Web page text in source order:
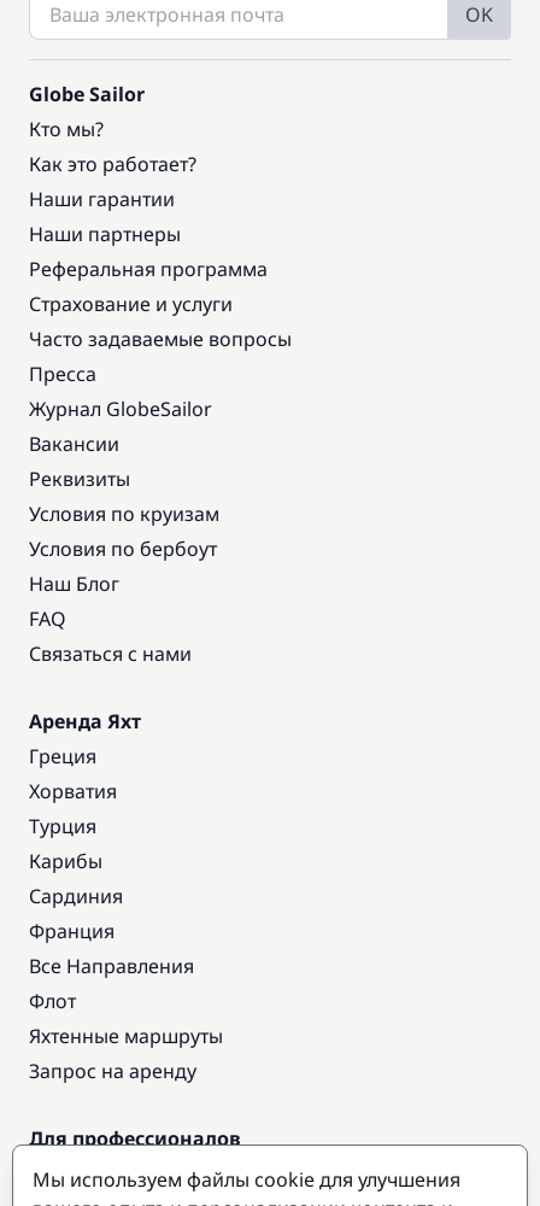
OK
Globe Sailor
Кто мы?
Как это работает?
Наши гарантии
Наши партнеры
Реферальная программа
Страхование и услуги
Часто задаваемые вопросы
Пресса
Журнал GlobeSailor
Вакансии
Реквизиты
Условия по круизам
Условия по бербоут
Наш Блог
FAQ
Связаться с нами
Аренда Яхт
Греция
Хорватия
Турция
Карибы
Сардиния
Франция
Все Направления
Флот
Яхтенные маршруты
Запрос на аренду
Для профессионалов
Доступ про
Мы используем файлы cookie для улучшения